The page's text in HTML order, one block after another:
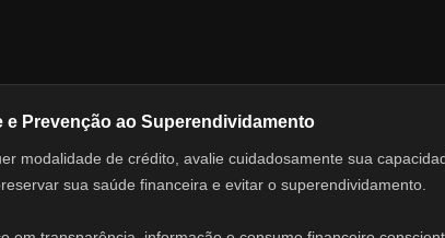
Prevenção ao Superendividamento
modalidade de crédito, avalie cuidadosamente sua
sua saúde financeira e evitar o superendividamento.